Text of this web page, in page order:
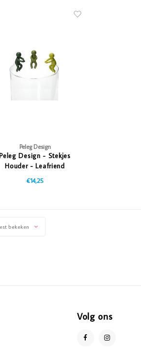
Peleg Design
Design - Stekjes
Houder - Leafriend
€14,25
bekeken
Volg ons